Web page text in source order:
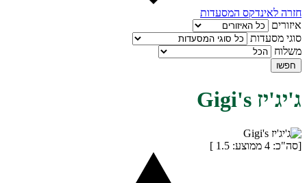
חזרה לאינדקס המסעדות
איזורים
סוגי מסעדות
משלוח
חפשו
ג'יג'יז Gigi's
[סה"כ: 4 ממוצע: 1.5
]